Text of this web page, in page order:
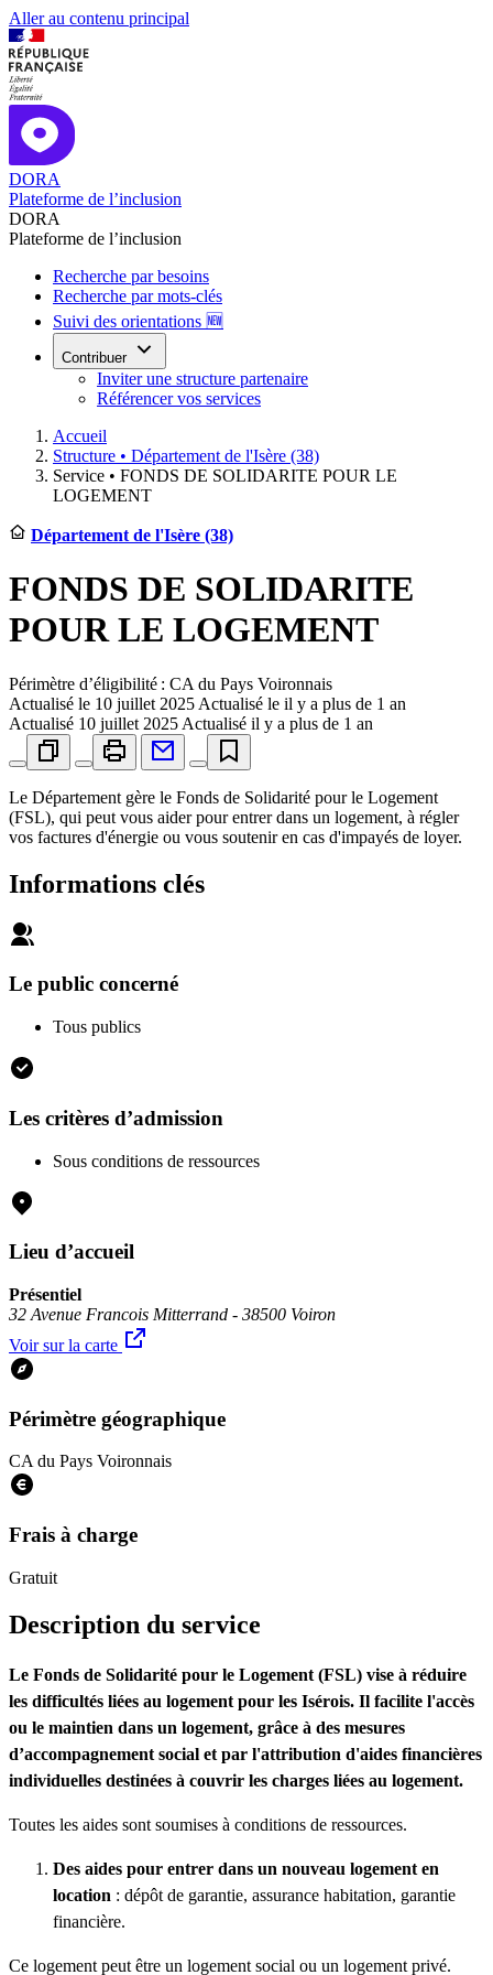
Aller au contenu principal
DORA
Plateforme de l’inclusion
DORA
Plateforme de l’inclusion
Recherche par besoins
Recherche par mots-clés
Suivi des orientations 🆕
Contribuer
Inviter une structure partenaire
Référencer vos services
Accueil
Structure • Département de l'Isère (38)
Service • FONDS DE SOLIDARITE POUR LE
LOGEMENT
Département de l'Isère (38)
FONDS DE SOLIDARITE
POUR LE LOGEMENT
Périmètre d’éligibilité : CA du Pays Voironnais
Actualisé le 10 juillet 2025 Actualisé le il y a plus de 1 an
Actualisé 10 juillet 2025 Actualisé il y a plus de 1 an
Le Département gère le Fonds de Solidarité pour le Logement
(FSL), qui peut vous aider pour entrer dans un logement, à régler
vos factures d'énergie ou vous soutenir en cas d'impayés de loyer.
Informations clés
Le public concerné
Tous publics
Les critères d’admission
Sous conditions de ressources
Lieu d’accueil
Présentiel
32 Avenue Francois Mitterrand - 38500 Voiron
Voir sur la carte
Périmètre géographique
CA du Pays Voironnais
Frais à charge
Gratuit
Description du service
Le Fonds de Solidarité pour le Logement (FSL) vise à réduire
les difficultés liées au logement pour les Isérois. Il facilite l'accès
ou le maintien dans un logement, grâce à des mesures
d’accompagnement social et par l'attribution d'aides financières
individuelles destinées à couvrir les charges liées au logement.
Toutes les aides sont soumises à conditions de ressources.
Des aides pour entrer dans un nouveau logement en
location : dépôt de garantie, assurance habitation, garantie
financière.
Ce logement peut être un logement social ou un logement privé.